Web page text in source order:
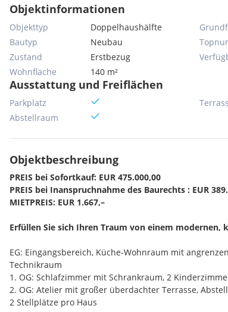
Objektinformationen
Objekttyp
Doppelhaushälfte
Bautyp
Neubau
Zustand
Erstbezug
Wohnfläche
140 m²
Ausstattung und Freiflächen
Parkplatz
Abstellraum
Objektbeschreibung
PREIS bei Sofortkauf: EUR 475.000,00
PREIS bei Inanspruchnahme des Baurechts : EUR
MIETPREIS: EUR 1.667,–
Erfüllen Sie sich Ihren Traum von einem modernen,
EG: Eingangsbereich, Küche-Wohnraum mit
Technikraum
1. OG: Schlafzimmer mit Schrankraum, 2
2. OG: Atelier mit großer überdachter Terrasse,
2 Stellplätze pro Haus